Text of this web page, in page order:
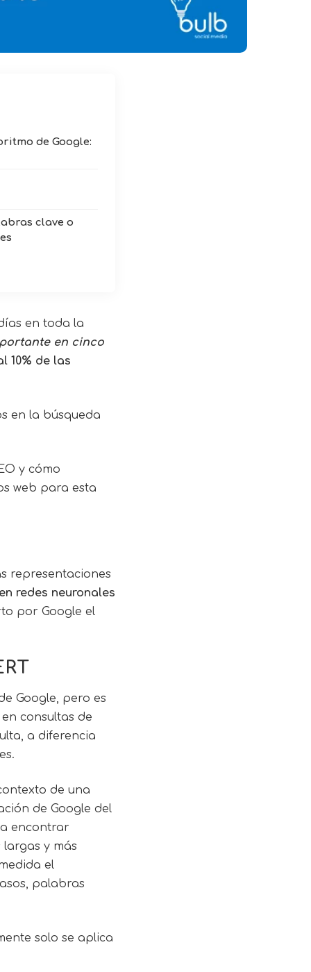
de Google:
clave o
en toda la
en cinco
10% de las
en la búsqueda
y cómo
web para esta
representaciones
redes neuronales
por Google el
Google, pero es
consultas de
a diferencia
de una
de Google del
encontrar
y más
el
palabras
solo se aplica